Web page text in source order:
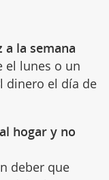
a la semana
el lunes o un
dinero el día de
hogar y no
deber que